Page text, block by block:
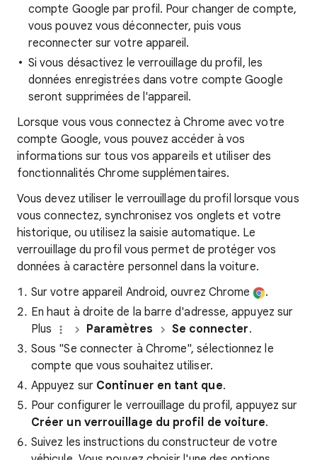
compte Google par profil. Pour changer de compte,
vous pouvez vous déconnecter, puis vous
reconnecter sur votre appareil.
Si vous désactivez le verrouillage du profil, les
données enregistrées dans votre compte Google
seront supprimées de l'appareil.
Lorsque vous vous connectez à Chrome avec votre
compte Google, vous pouvez accéder à vos
informations sur tous vos appareils et utiliser des
fonctionnalités Chrome supplémentaires.
Vous devez utiliser le verrouillage du profil lorsque vous
vous connectez, synchronisez vos onglets et votre
historique, ou utilisez la saisie automatique. Le
verrouillage du profil vous permet de protéger vos
données à caractère personnel dans la voiture.
Sur votre appareil Android, ouvrez Chrome
.
En haut à droite de la barre d'adresse, appuyez sur
Plus
Paramètres Se connecter.
Sous "Se connecter à Chrome", sélectionnez le
compte que vous souhaitez utiliser.
Appuyez sur Continuer en tant que.
Pour configurer le verrouillage du profil, appuyez sur
Créer un verrouillage du profil de voiture.
Suivez les instructions du constructeur de votre